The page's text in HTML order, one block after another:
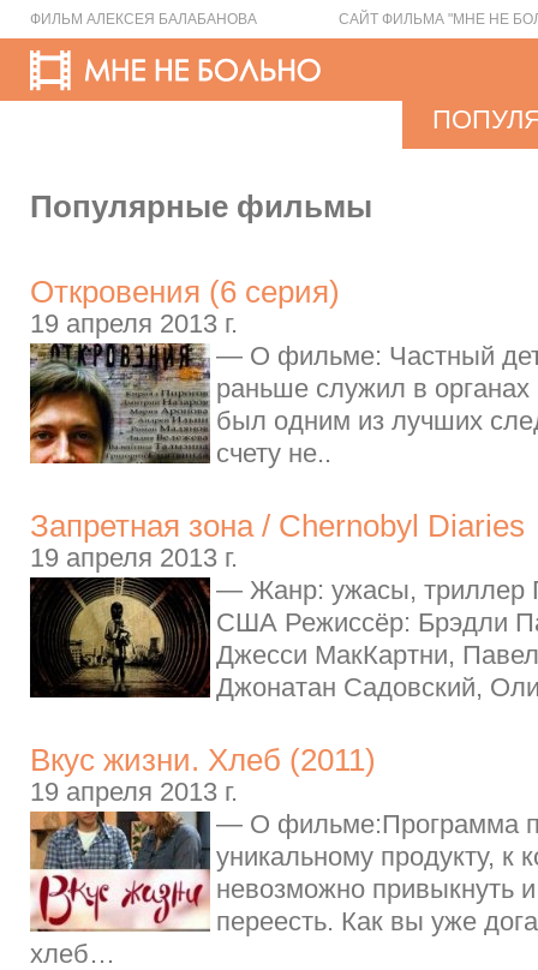
ФИЛЬМ АЛЕКСЕЯ БАЛАБАНОВА САЙТ ФИЛЬМА "МНЕ НЕ
Популярные фильмы
Откровения (6 серия)
19 апреля 2013 г.
— О фильме: Частный
раньше служил в органах
был одним из лучших
счету не..
Запретная зона / Chernobyl Diaries
19 апреля 2013 г.
— Жанр: ужасы, триллер
США Режиссёр: Брэдли
Джесси МакКартни,
Джонатан Садовский,
Вкус жизни. Хлеб (2011)
19 апреля 2013 г.
— О фильме:Программа
уникальному продукту, к
невозможно привыкнуть
переесть. Как вы уже
хлеб…